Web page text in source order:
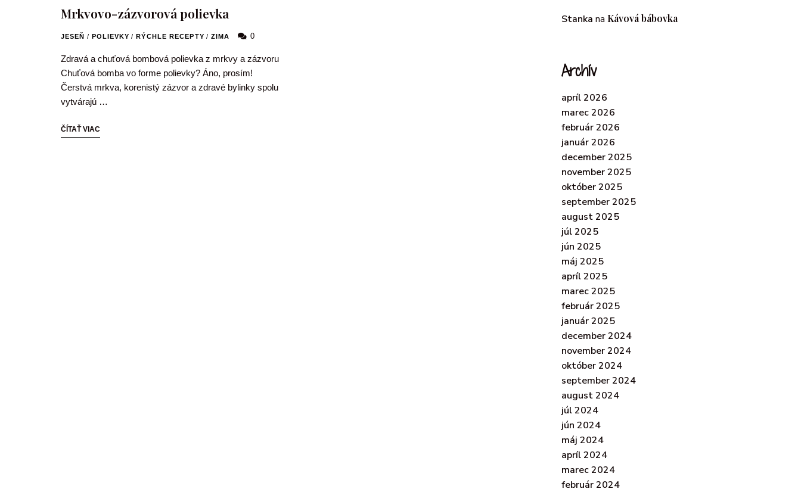
Mrkvovo-zázvorová polievka
JESEŇ / POLIEVKY / RÝCHLE RECEPTY / ZIMA 0
Zdravá a chuťová bombová polievka z mrkvy a zázvoru
Chuťová bomba vo forme polievky? Áno, prosím!
Čerstvá mrkva, korenistý zázvor a zdravé bylinky spolu
vytvárajú …
ČÍTAŤ VIAC
Stanka na Kávová bábovka
Archív
apríl 2026
marec 2026
február 2026
január 2026
december 2025
november 2025
október 2025
september 2025
august 2025
júl 2025
jún 2025
máj 2025
apríl 2025
marec 2025
február 2025
január 2025
december 2024
november 2024
október 2024
september 2024
august 2024
júl 2024
jún 2024
máj 2024
apríl 2024
marec 2024
február 2024